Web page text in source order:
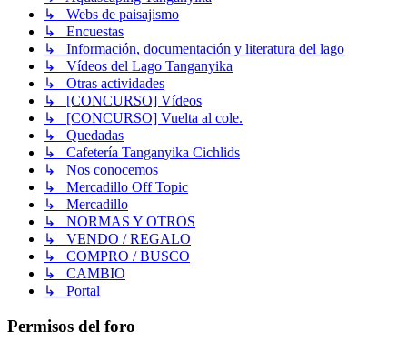
↳ Webs de paisajismo
↳ Encuestas
↳ Información, documentación y literatura del lago
↳ Vídeos del Lago Tanganyika
↳ Otras actividades
↳ [CONCURSO] Vídeos
↳ [CONCURSO] Vuelta al cole.
↳ Quedadas
↳ Cafetería Tanganyika Cichlids
↳ Nos conocemos
↳ Mercadillo Off Topic
↳ Mercadillo
↳ NORMAS Y OTROS
↳ VENDO / REGALO
↳ COMPRO / BUSCO
↳ CAMBIO
↳ Portal
Permisos del foro